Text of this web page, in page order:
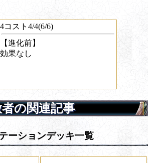
4コスト4/4(6/6)
【進化前】
効果なし
の関連記事
ーションデッキ一覧